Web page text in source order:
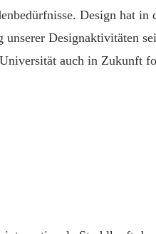
Design hat
unserer Designaktivitäten
auch in Zukunft